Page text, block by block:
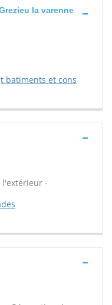
la varenne
batiments et cons
l'extérieur -